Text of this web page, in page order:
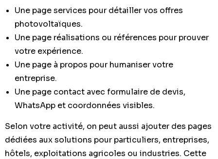
Une page services pour détailler vos offres
photovoltaïques.
Une page réalisations ou références pour prouver
votre expérience.
Une page à propos pour humaniser votre
entreprise.
Une page contact avec formulaire de devis,
WhatsApp et coordonnées visibles.
Selon votre activité, on peut aussi ajouter des pages
dédiées aux solutions pour particuliers, entreprises,
hôtels, exploitations agricoles ou industries. Cette